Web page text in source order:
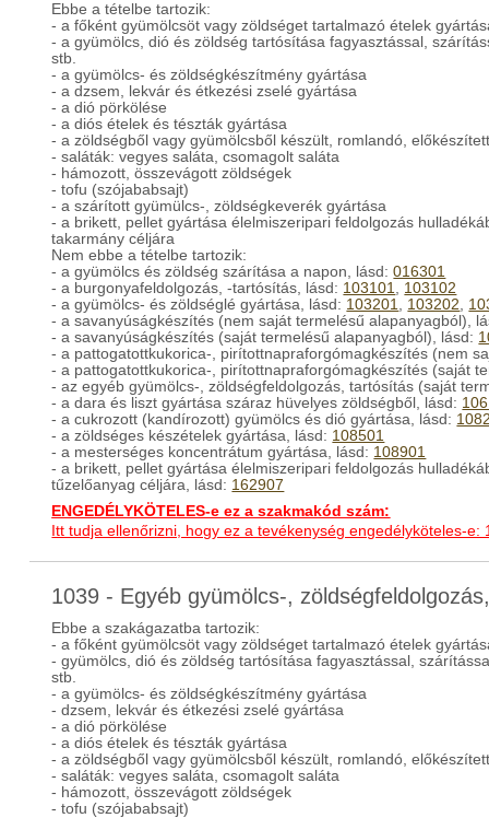
Ebbe a tételbe tartozik:
- a főként gyümölcsöt vagy zöldséget tartalmazó ételek
- a gyümölcs, dió és zöldség tartósítása fagyasztással,
stb.
- a gyümölcs- és zöldségkészítmény gyártása
- a dzsem, lekvár és étkezési zselé gyártása
- a dió pörkölése
- a diós ételek és tészták gyártása
- a zöldségből vagy gyümölcsből készült, romlandó,
- saláták: vegyes saláta, csomagolt saláta
- hámozott, összevágott zöldségek
- tofu (szójababsajt)
- a szárított gyümülcs-, zöldségkeverék gyártása
- a brikett, pellet gyártása élelmiszeripari feldolgozás
takarmány céljára
Nem ebbe a tételbe tartozik:
- a gyümölcs és zöldség szárítása a napon, lásd:016301
- a burgonyafeldolgozás, -tartósítás, lásd: 103101, 103102
- a gyümölcs- és zöldséglé gyártása, lásd: 103201, 103202,
- a savanyúságkészítés (nem saját termelésű alapanyagból),
- a savanyúságkészítés (saját termelésű alapanyagból), lásd:
- a pattogatottkukorica-, pirítottnapraforgómagkészítés (nem
- a pattogatottkukorica-, pirítottnapraforgómagkészítés (saját
- az egyéb gyümölcs-, zöldségfeldolgozás, tartósítás (saját
- a dara és liszt gyártása száraz hüvelyes zöldségből, lásd:
- a cukrozott (kandírozott) gyümölcs és dió gyártása, lásd:
- a zöldséges készételek gyártása, lásd: 108501
- a mesterséges koncentrátum gyártása, lásd: 108901
- a brikett, pellet gyártása élelmiszeripari feldolgozás
tűzelőanyag céljára, lásd: 162907
ENGEDÉLYKÖTELES-e ez a szakmakód szám:
Itt tudja ellenőrizni, hogy ez a tevékenység engedélyköteles-e:
1039 - Egyéb gyümölcs-,
Ebbe a szakágazatba tartozik:
- a főként gyümölcsöt vagy zöldséget tartalmazó ételek
- gyümölcs, dió és zöldség tartósítása fagyasztással,
stb.
- a gyümölcs- és zöldségkészítmény gyártása
- dzsem, lekvár és étkezési zselé gyártása
- a dió pörkölése
- a diós ételek és tészták gyártása
- a zöldségből vagy gyümölcsből készült, romlandó,
- saláták: vegyes saláta, csomagolt saláta
- hámozott, összevágott zöldségek
- tofu (szójababsajt)